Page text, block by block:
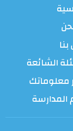
الشائعة
معلوماتك
المدارسة